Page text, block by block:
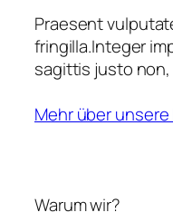
Praesent
fringilla.Integer
sagittis justo
Mehr über
Warum wir?